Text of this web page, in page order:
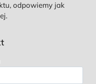
odpowiemy jak